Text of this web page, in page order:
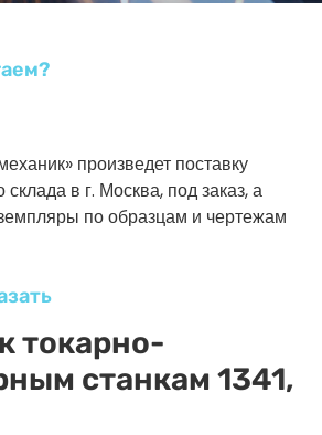
произведет поставку
в г. Москва, под заказ, а
по образцам и чертежам
токарно-
станкам 1341,